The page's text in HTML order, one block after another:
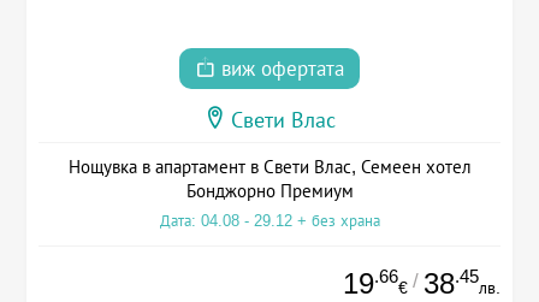
виж офертата
Свети Влас
Нощувка в апартамент в Свети Влас, Семеен хотел
Бонджорно Премиум
Дата: 04.08 - 29.12 + без храна
19.66
€ / 38.45
лв.